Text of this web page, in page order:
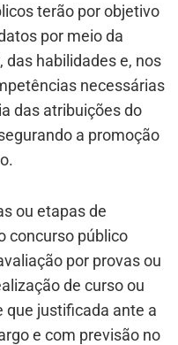
terão por objetivo
por meio da
habilidades e, nos
necessárias
das atribuições do
a promoção
ou etapas de
concurso público
por provas ou
de curso ou
que justificada ante a
e com previsão no